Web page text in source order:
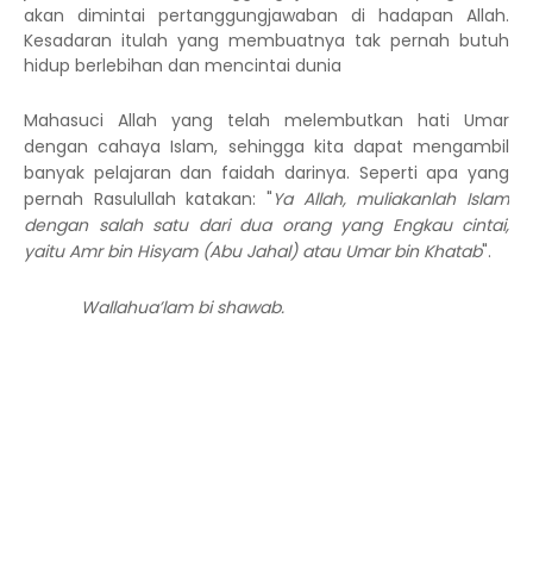
akan dimintai pertanggungjawaban di hadapan Allah.
Kesadaran itulah yang membuatnya tak pernah butuh
hidup berlebihan dan mencintai dunia
Mahasuci Allah yang telah melembutkan hati Umar
dengan cahaya Islam, sehingga kita dapat mengambil
banyak pelajaran dan faidah darinya. Seperti apa yang
pernah Rasulullah katakan: " Ya Allah, muliakanlah Islam
dengan salah satu dari dua orang yang Engkau cintai,
yaitu Amr bin Hisyam (Abu Jahal) atau Umar bin Khatab".
Wallahua’lam bi shawab.